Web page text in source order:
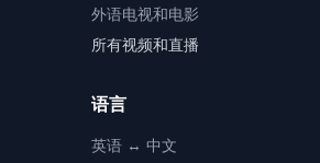
外语电视和电影
所有视频和直播
语言
英语 ↔ 中文